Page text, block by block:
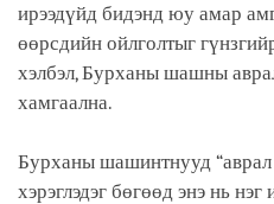
ирээдүйд бидэнд юу амар
өөрсдийн ойлголтыг
хэлбэл, Бурханы шашны
хамгаална.
Бурханы шашинтнууд “аврал
хэрэглэдэг бөгөөд энэ нь